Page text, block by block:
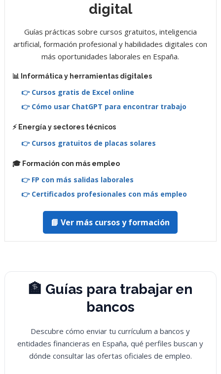
digital
Guías prácticas sobre cursos gratuitos, inteligencia
artificial, formación profesional y habilidades digitales con
más oportunidades laborales en España.
📊 Informática y herramientas digitales
👉 Cursos gratis de Excel online
👉 Cómo usar ChatGPT para encontrar trabajo
⚡ Energía y sectores técnicos
👉 Cursos gratuitos de placas solares
🎓 Formación con más empleo
👉 FP con más salidas laborales
👉 Certificados profesionales con más empleo
📘 Ver más cursos y formación
🏦 Guías para trabajar en
bancos
Descubre cómo enviar tu currículum a bancos y
entidades financieras en España, qué perfiles buscan y
dónde consultar las ofertas oficiales de empleo.